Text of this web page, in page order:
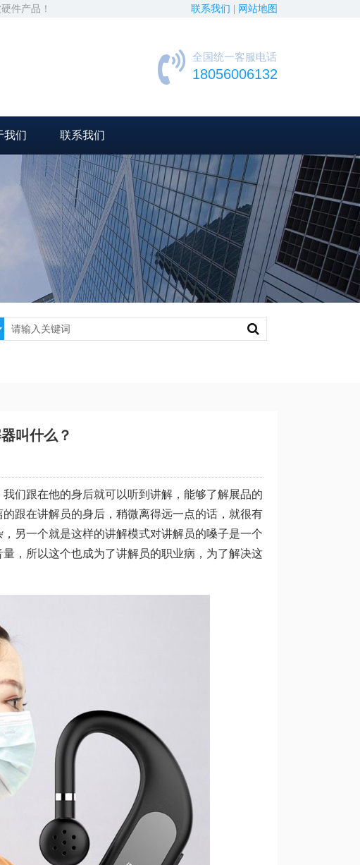
件产品！ 联系我们 | 网站地图
全国统一客服电话
18056006132
我们 联系我们
叫什么？
们跟在他的身后就可以听到讲解，能够了解展品的
跟在讲解员的身后，稍微离得远一点的话，就很有
另一个就是这样的讲解模式对讲解员的嗓子是一个
，所以这个也成为了讲解员的职业病，为了解决这